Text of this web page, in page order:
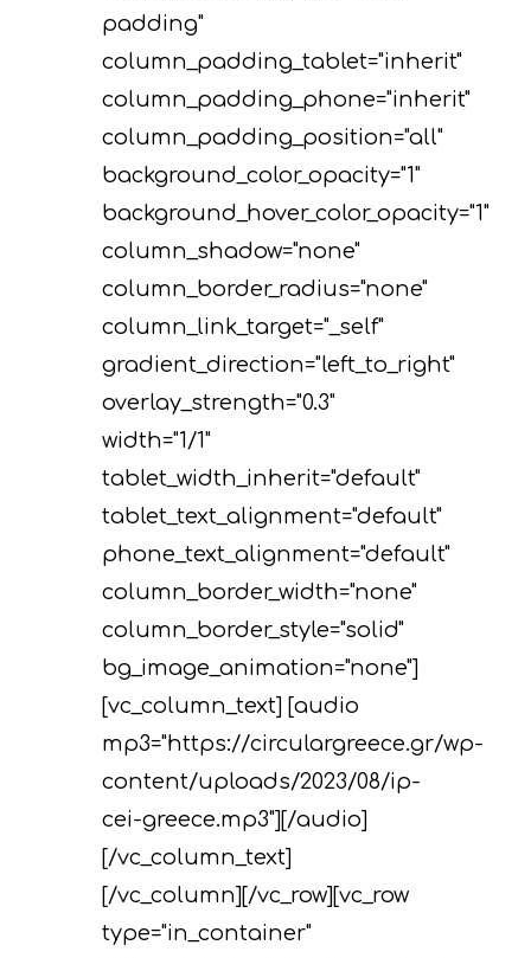
padding"
column_padding_tablet="inherit"
column_padding_phone="inherit"
column_padding_position="all"
background_color_opacity="1"
background_hover_color_opacity="1"
column_shadow="none"
column_border_radius="none"
column_link_target="_self"
gradient_direction="left_to_right"
overlay_strength="0.3"
width="1/1"
tablet_width_inherit="default"
tablet_text_alignment="default"
phone_text_alignment="default"
column_border_width="none"
column_border_style="solid"
bg_image_animation="none"]
[vc_column_text] [audio
mp3="https://circulargreece.gr/wp-
content/uploads/2023/08/ip-
cei-greece.mp3"][/audio]
[/vc_column_text]
[/vc_column][/vc_row][vc_row
type="in_container"